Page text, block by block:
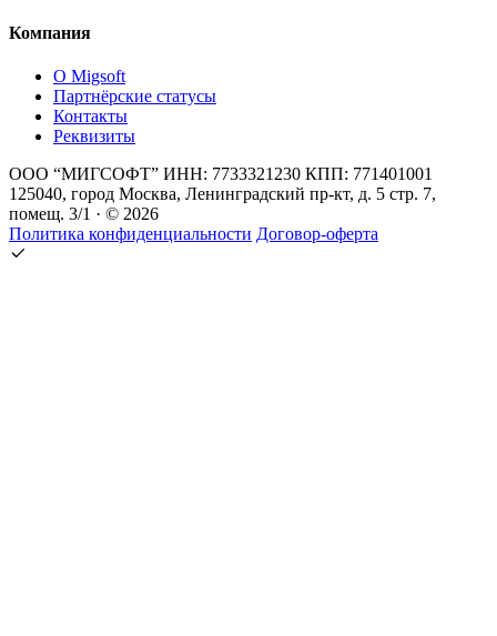
Компания
О Migsoft
Партнёрские статусы
Контакты
Реквизиты
ООО “МИГСОФТ” ИНН: 7733321230 КПП: 771401001
125040, город Москва, Ленинградский пр-кт, д. 5 стр. 7,
помещ. 3/1 · © 2026
Политика конфиденциальности Договор-оферта